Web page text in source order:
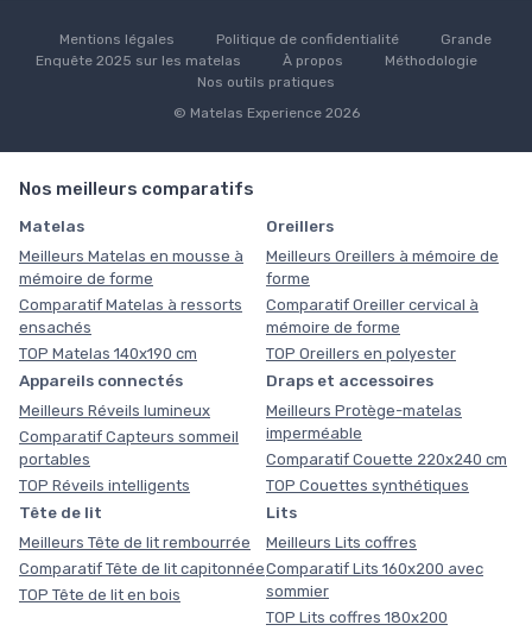
Mentions légales Politique de confidentialité
Grande
Enquête 2025 sur les matelas
À propos
Méthodologie
Nos outils pratiques
© Matelas Experience 2026
Nos meilleurs comparatifs
Matelas
Meilleurs Matelas en mousse à
mémoire de forme
Comparatif Matelas à ressorts
ensachés
TOP Matelas 140x190 cm
Oreillers
Meilleurs Oreillers à mémoire de
forme
Comparatif Oreiller cervical à
mémoire de forme
TOP Oreillers en polyester
Appareils connectés
Meilleurs Réveils lumineux
Comparatif Capteurs sommeil
portables
TOP Réveils intelligents
Draps et accessoires
Meilleurs Protège-matelas
imperméable
Comparatif Couette 220x240 cm
TOP Couettes synthétiques
Tête de lit
Meilleurs Tête de lit rembourrée
Comparatif Tête de lit capitonnée
TOP Tête de lit en bois
Lits
Meilleurs Lits coffres
Comparatif Lits 160x200 avec
sommier
TOP Lits coffres 180x200